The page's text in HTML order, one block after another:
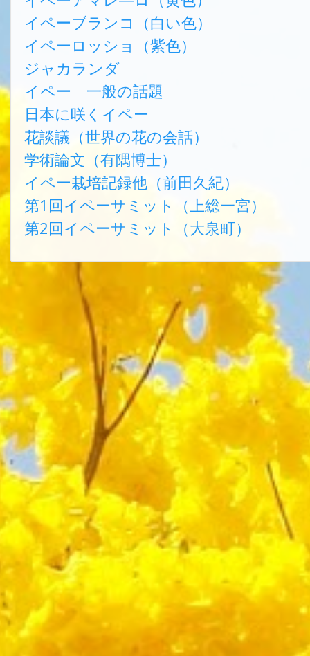
イペーブランコ（白い色）
イペーロッショ（紫色）
ジャカランダ
イペー 一般の話題
日本に咲くイペー
花談議（世界の花の会話）
学術論文（有隅博士）
イペー栽培記録他（前田久紀）
第1回イペーサミット（上総一宮）
第2回イペーサミット（大泉町）